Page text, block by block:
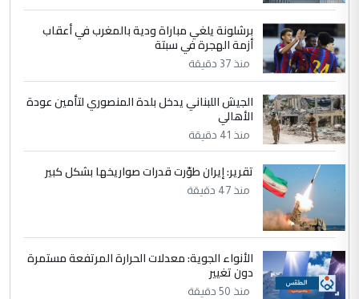
4 سردار
التعليق : واحد من عصابة علي ماما يسقط
جنسية الرافد الثالث للعراق ومن اصول عريقة
ابا فرات ...
الموضوع :
الجواهري يرد على صدام حسين سل
مضجعيك يابن الزنا (نص كامل)
التعليق : تحياتي لك استاذ حامدتركان. كلام
دقيق ومسؤول؛ فالاستثمار الحقيقي للإنسان
وثروات البلد يعتمد على الكفاءة ...
الموضوع :
بين الإهمال واغتصاب الأرض.. بلاد
الرافدين تعاني الجفاف والتصحر!!
برشلونة يلغي مباراة ودية بالمغرب في أعقاب
أزمة الهجرة في سبتة
منذ 37 دقيقة
الجيش اللبناني يدخل بلدة المنصوري لتأمين عودة
الأهالي
منذ 41 دقيقة
تقرير: إيران طوّرت قدرات صواريخها بشكل كبير
منذ 47 دقيقة
الأنواء الجوية: معدلات الحرارة المرتفعة مستمرة
دون تغيير
منذ 50 دقيقة